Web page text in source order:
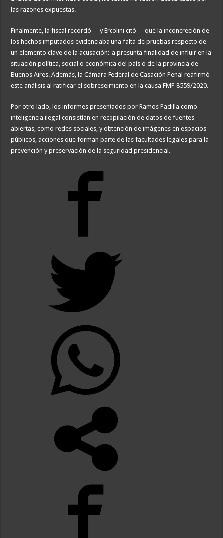
las razones expuestas.
Finalmente, la fiscal recordó —y Ercolini citó— que la inconcreción de
los hechos imputados evidenciaba una falta de pruebas respecto de
un elemento clave de la acusación: la presunta finalidad de influir en la
situación política, social o económica del país o de la provincia de
Buenos Aires. Además, la Cámara Federal de Casación Penal reafirmó
este análisis al ratificar el sobreseimiento en la causa FMP 8559/2020.
Por otro lado, los informes presentados por Ramos Padilla como
inteligencia ilegal consistían en recopilación de datos de fuentes
abiertas, como redes sociales, y obtención de imágenes en espacios
públicos, acciones que forman parte de las facultades legales para la
prevención y preservación de la seguridad presidencial.